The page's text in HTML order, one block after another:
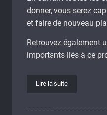
donner, vous serez
et faire de nouveau
Retrouvez également
importants liés à ce
Lire la suite